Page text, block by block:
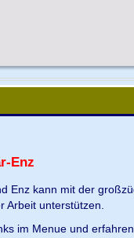
Enz
Enz kann mit der
Arbeit unterstützen.
im Menue und